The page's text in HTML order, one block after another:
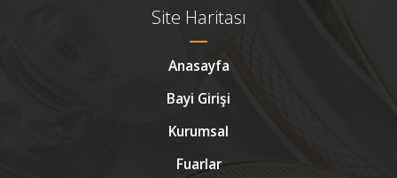
Site Haritası
Anasayfa
Bayi Girişi
Kurumsal
Fuarlar